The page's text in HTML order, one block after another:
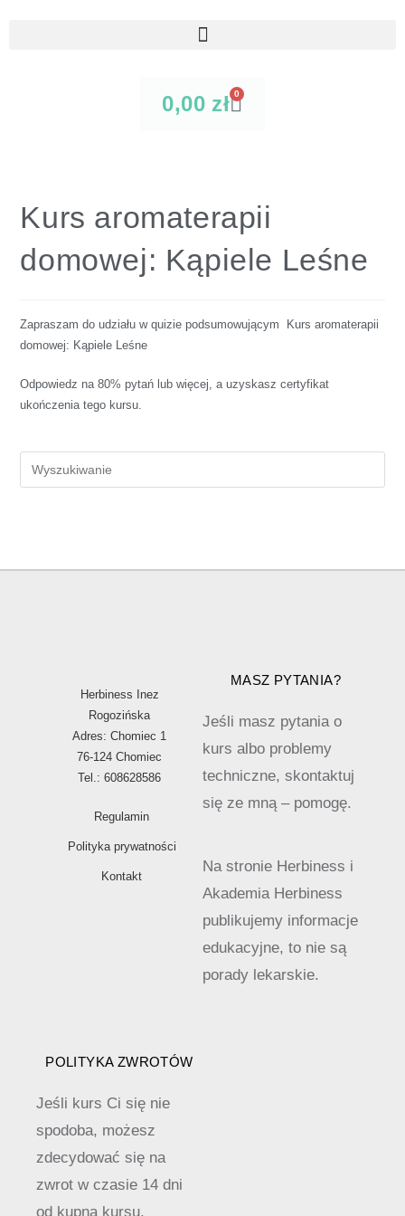
0,00 zł 0
Kurs aromaterapii
domowej: Kąpiele Leśne
Zapraszam do udziału w quizie podsumowującym Kurs aromaterapii
domowej: Kąpiele Leśne
Odpowiedz na 80% pytań lub więcej, a uzyskasz certyfikat
ukończenia tego kursu.
Herbiness Inez
Rogozińska
Adres: Chomiec 1
76-124 Chomiec
Tel.: 608628586
Regulamin
Polityka prywatności
Kontakt
MASZ PYTANIA?
Jeśli masz pytania o
kurs albo problemy
techniczne, skontaktuj
się ze mną – pomogę.
Na stronie Herbiness i
Akademia Herbiness
publikujemy informacje
edukacyjne, to nie są
porady lekarskie.
POLITYKA ZWROTÓW
Jeśli kurs Ci się nie
spodoba, możesz
zdecydować się na
zwrot w czasie 14 dni
od kupna kursu.